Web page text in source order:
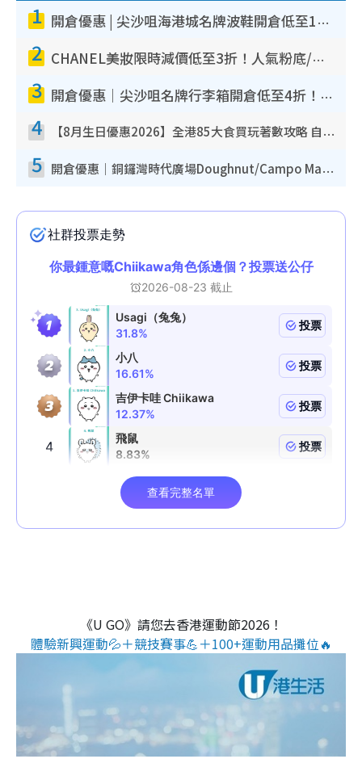
1 開倉優惠 | 尖沙咀海港城名牌波鞋開倉低至1折！On鞋$899起／Joy&Peace鞋履$98起
2 CHANEL美妝限時減價低至3折！人氣粉底/唇膏/精華液低至$275！COCO香水都有平
3 開倉優惠｜尖沙咀名牌行李箱開倉低至4折！一連5日 American Tourister/ace./Hallmark $200起！
4 【8月生日優惠2026】全港85大食買玩著數攻略 自助餐/火鍋放題同行免費＋誠品/DONKI送現金券
5 開倉優惠｜銅鑼灣時代廣場Doughnut/Campo Marzio開倉低至1折！背囊、書包、手袋劈價$200起
《U GO》請您去香港運動節2026！
體驗新興運動💦＋競技賽事💪＋100+運動用品攤位🔥